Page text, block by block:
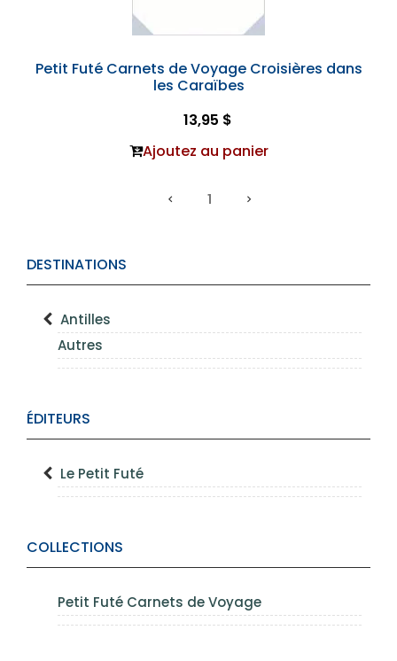
DESTINATIONS
Antilles
Autres
ÉDITEURS
Le Petit Futé
COLLECTIONS
Petit Futé Carnets de Voyage
Petit Futé Carnets de Voyage Croisières dans
les Caraïbes
13,95 $
Ajoutez au panier
1